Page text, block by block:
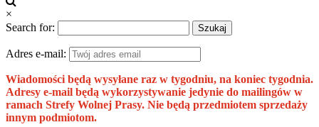
×
Search for:
Adres e-mail:
Wiadomości będą wysyłane raz w tygodniu, na koniec tygodnia.
Adresy e-mail będą wykorzystywanie jedynie do mailingów w
ramach Strefy Wolnej Prasy. Nie będą przedmiotem sprzedaży
innym podmiotom.